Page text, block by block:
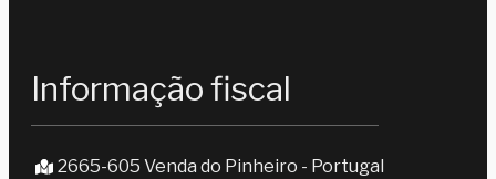
Informação fiscal
2665-605 Venda do Pinheiro - Portugal